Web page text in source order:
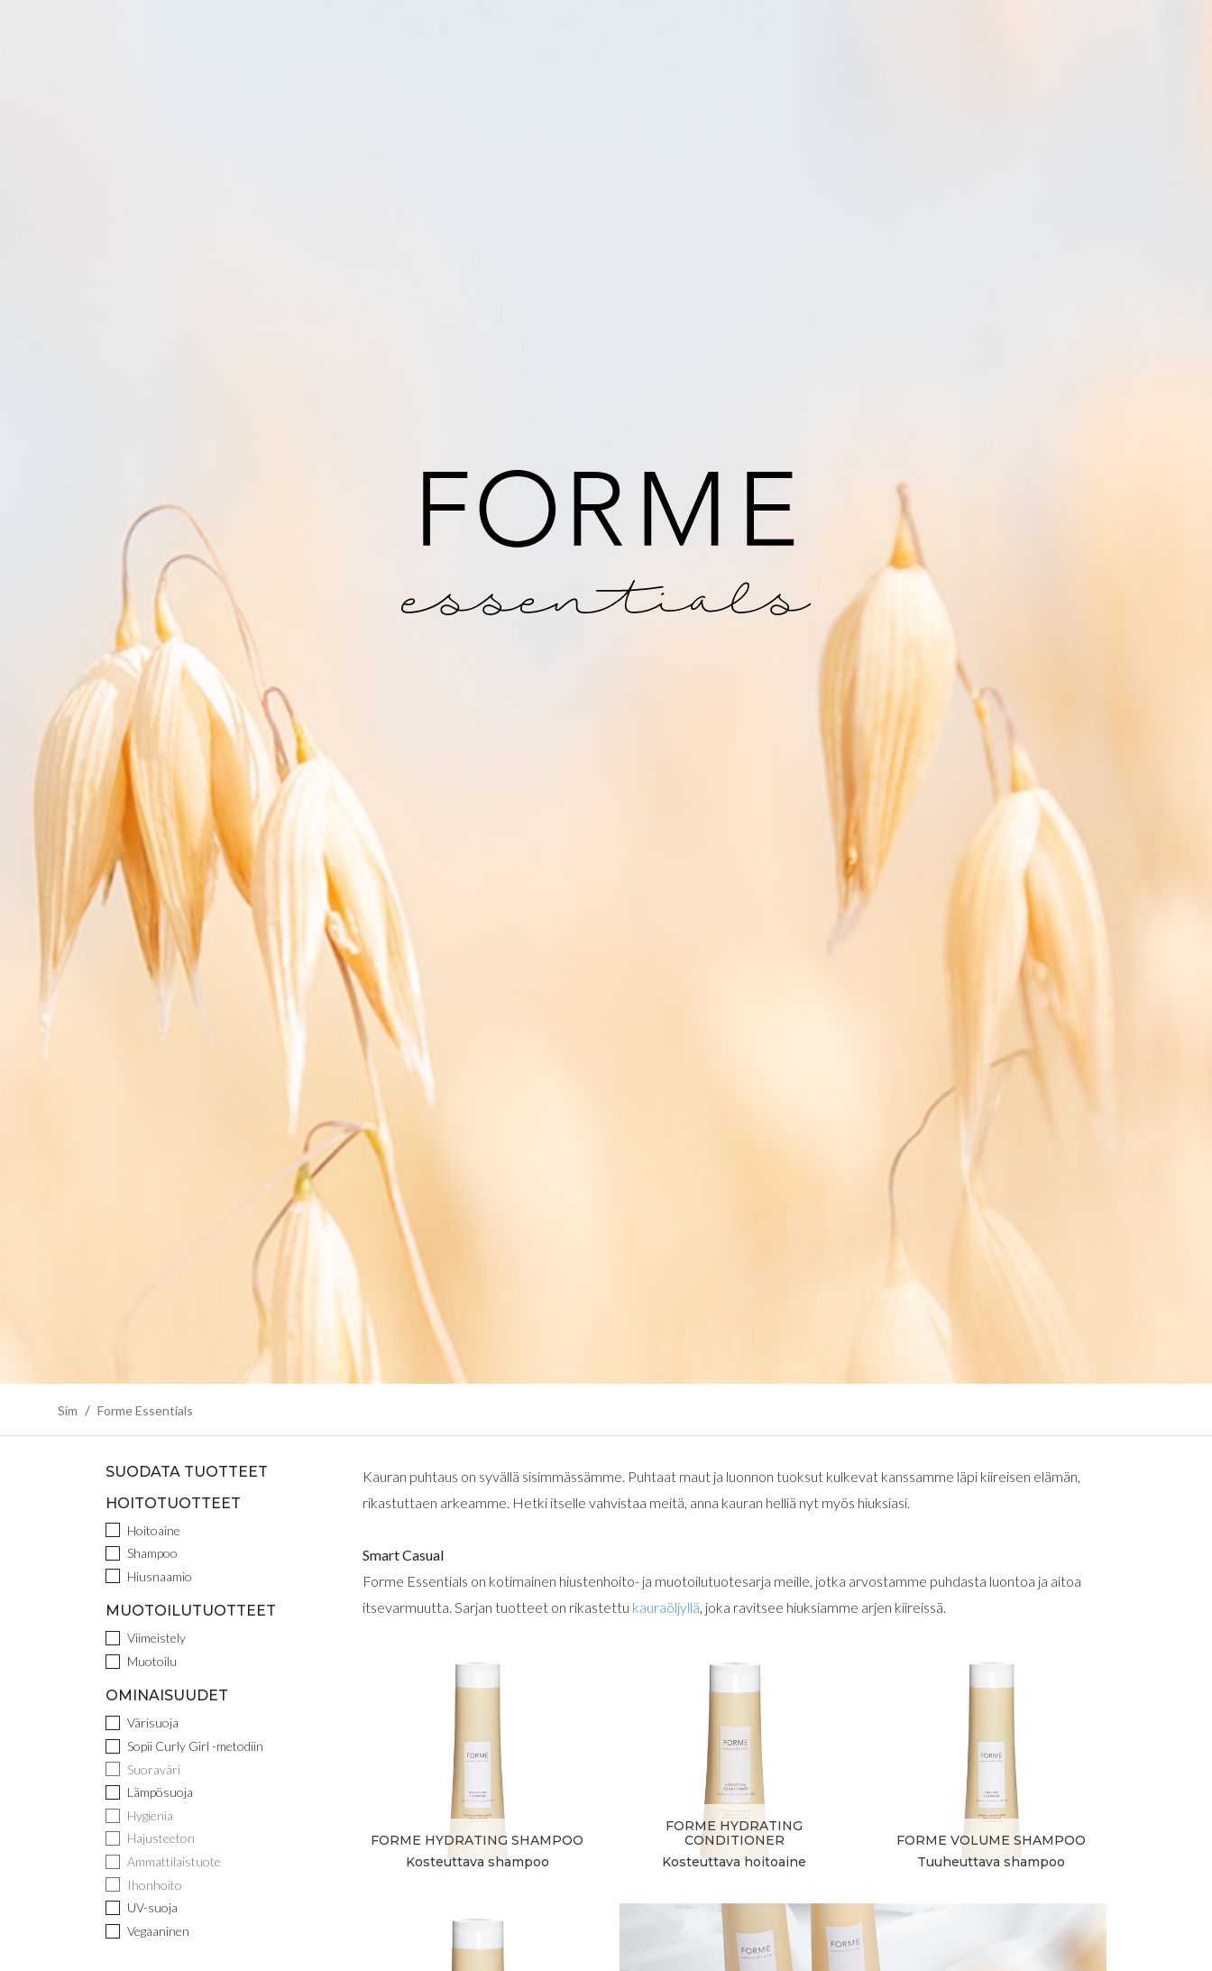
Sim Forme Essentials
SUODATA TUOTTEET
HOITOTUOTTEET
Hoitoaine
Shampoo
Hiusnaamio
MUOTOILUTUOTTEET
Viimeistely
Muotoilu
OMINAISUUDET
Värisuoja
Sopii Curly Girl -metodiin
Suoraväri
Lämpösuoja
Hygienia
Hajusteeton
Ammattilaistuote
Ihonhoito
UV-suoja
Vegaaninen
Kauran puhtaus on syvällä sisimmässämme. Puhtaat maut ja luonnon tuoksut kulkevat kanssamme läpi kiireisen elämän,
rikastuttaen arkeamme. Hetki itselle vahvistaa meitä, anna kauran helliä nyt myös hiuksiasi.
Smart Casual
Forme Essentials on kotimainen hiustenhoito- ja muotoilutuotesarja meille, jotka arvostamme puhdasta luontoa ja aitoa
itsevarmuutta. Sarjan tuotteet on rikastettu kauraöljyllä , joka ravitsee hiuksiamme arjen kiireissä.
FORME HYDRATING SHAMPOO
Kosteuttava shampoo
FORME HYDRATING
CONDITIONER
Kosteuttava hoitoaine
FORME VOLUME SHAMPOO
Tuuheuttava shampoo